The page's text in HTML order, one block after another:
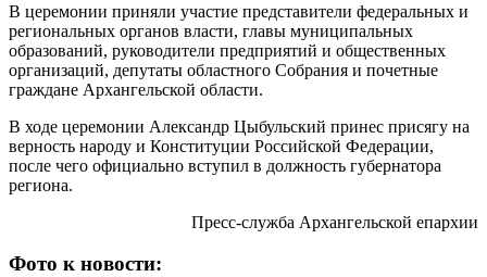
В церемонии приняли участие представители федеральных и
региональных органов власти, главы муниципальных
образований, руководители предприятий и общественных
организаций, депутаты областного Собрания и почетные
граждане Архангельской области.
В ходе церемонии Александр Цыбульский принес присягу на
верность народу и Конституции Российской Федерации,
после чего официально вступил в должность губернатора
региона.
Пресс-служба Архангельской епархии
Фото к новости: